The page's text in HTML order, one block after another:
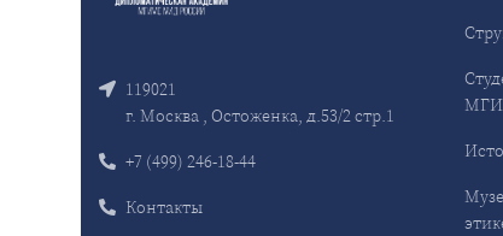
119021
г. Москва , Остоженка, д.53/2 стр.1
+7 (499) 246-18-44
Контакты